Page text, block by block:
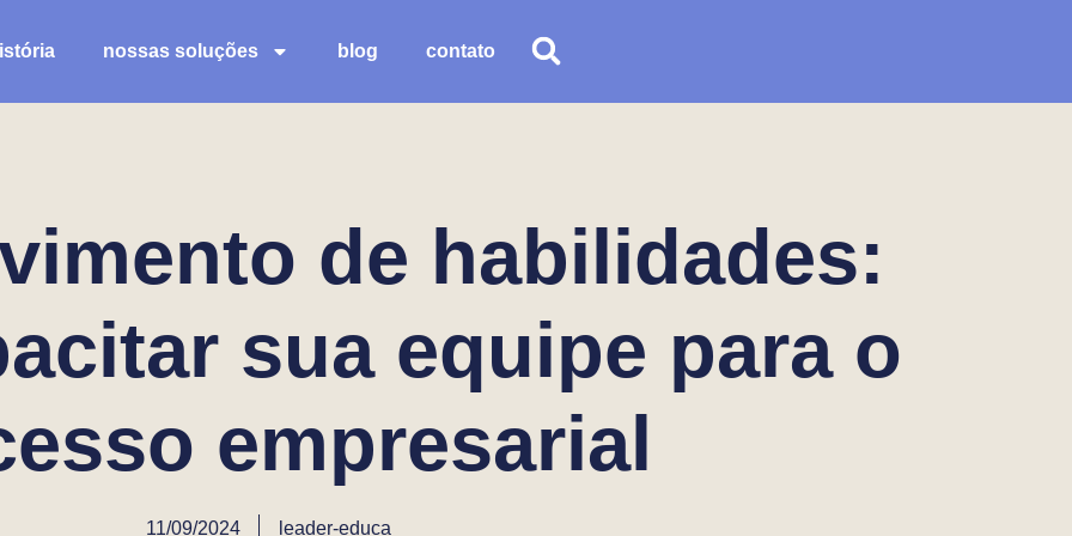
nossas soluções blog contato
de habilidades:
sua equipe para o
empresarial
11/09/2024 leader-educa